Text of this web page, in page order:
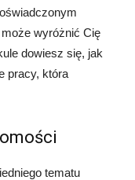
wyróżnić Cię
dowiesz się, jak
pracy, która
tematu